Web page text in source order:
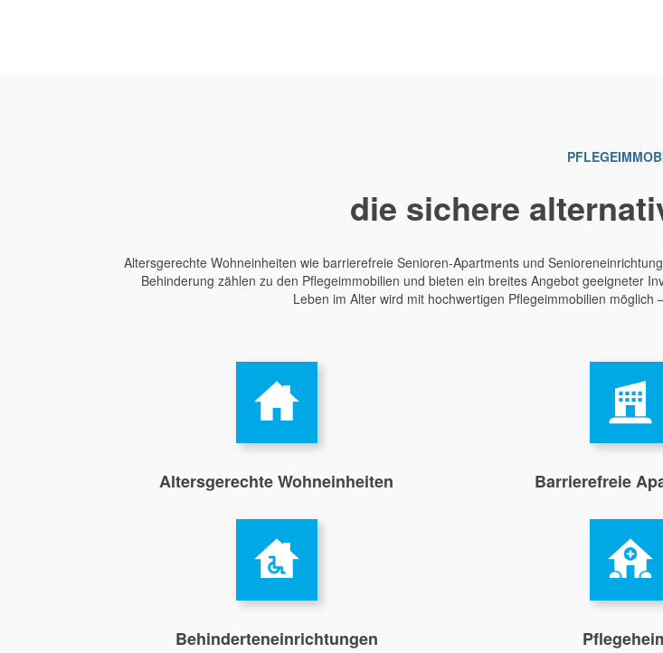
die sichere
Altersgerechte Wohneinheiten wie barrierefreie Senioren-Apartments und
Behinderung zählen zu den Pflegeimmobilien und bieten ein breites Angebot geeigneter
Leben im Alter wird mit hochwertigen Pflegeimmobilien
Altersgerechte Wohneinheiten Barrierefreie
Behinderteneinrichtungen